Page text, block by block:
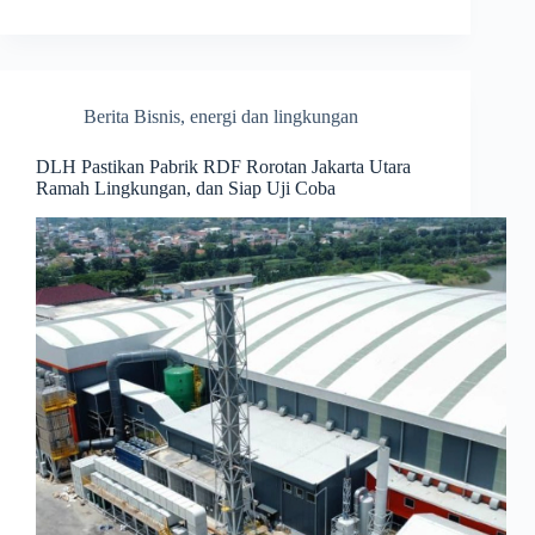
Berita Bisnis, energi dan lingkungan
DLH Pastikan Pabrik RDF Rorotan Jakarta Utara
Ramah Lingkungan, dan Siap Uji Coba